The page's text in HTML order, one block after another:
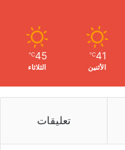
41
℃
الأثنين
45
℃
الثلاثاء
تعليقات